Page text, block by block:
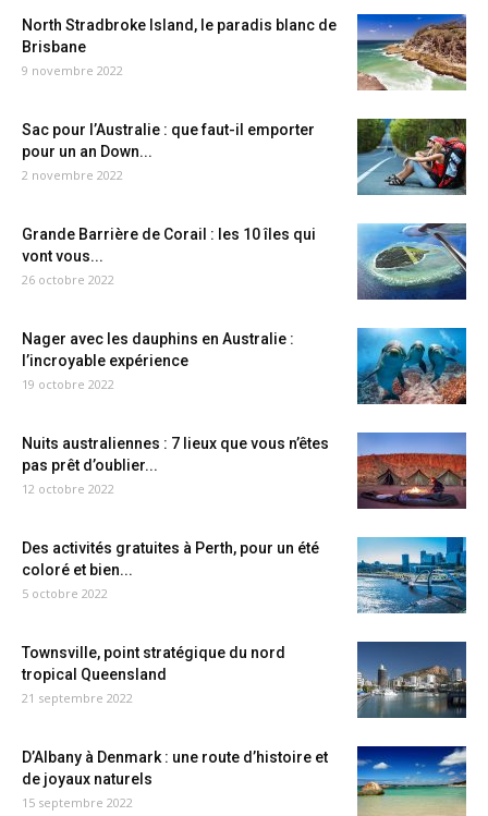
North Stradbroke Island, le paradis blanc de
Brisbane
9 novembre 2022
Sac pour l’Australie : que faut-il emporter
pour un an Down...
2 novembre 2022
Grande Barrière de Corail : les 10 îles qui
vont vous...
26 octobre 2022
Nager avec les dauphins en Australie :
l’incroyable expérience
19 octobre 2022
Nuits australiennes : 7 lieux que vous n’êtes
pas prêt d’oublier...
12 octobre 2022
Des activités gratuites à Perth, pour un été
coloré et bien...
5 octobre 2022
Townsville, point stratégique du nord
tropical Queensland
21 septembre 2022
D’Albany à Denmark : une route d’histoire et
de joyaux naturels
15 septembre 2022